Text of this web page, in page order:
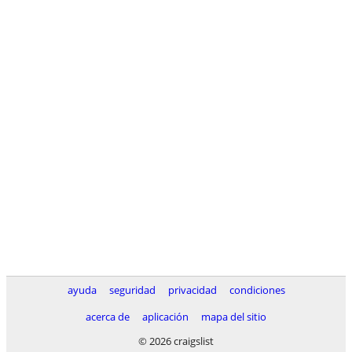
ayuda seguridad privacidad
condiciones
acerca de
aplicación
mapa del sitio
© 2026 craigslist